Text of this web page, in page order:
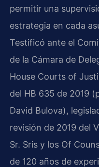
permitir una
estrategia en cada
Testificó ante el
de la Cámara de
House Courts of
del HB 635 de 2019
David Bulova),
revisión de 2019 del
Sr. Sris y los Of
de 120 años de